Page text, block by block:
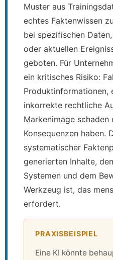
Muster aus
echtes Faktenwissen
bei spezifischen
oder aktuellen
geboten. Für
ein kritisches Risiko:
Produktinformationen,
inkorrekte rechtliche
Markenimage
Konsequenzen haben.
systematischer
generierten Inhalte,
Systemen und dem
Werkzeug ist, das
erfordert.
PRAXISBEISPIEL
Eine KI könnte